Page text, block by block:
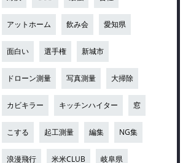
アットホーム 飲み会 愛知県
面白い 選手権 新城市
ドローン測量 写真測量 大掃除
カビキラー キッチンハイター 窓
こする 起工測量 編集 NG集
浪漫飛行 米米CLUB 岐阜県